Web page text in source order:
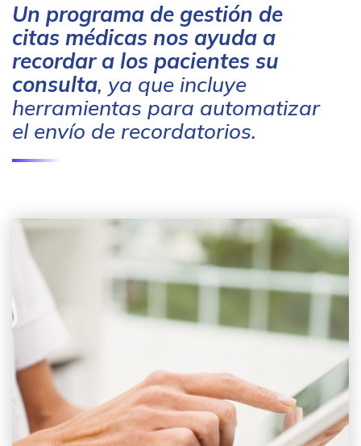
Un programa de gestión de
citas médicas nos ayuda a
recordar a los pacientes su
consulta, ya que incluye
herramientas para automatizar
el envío de recordatorios.